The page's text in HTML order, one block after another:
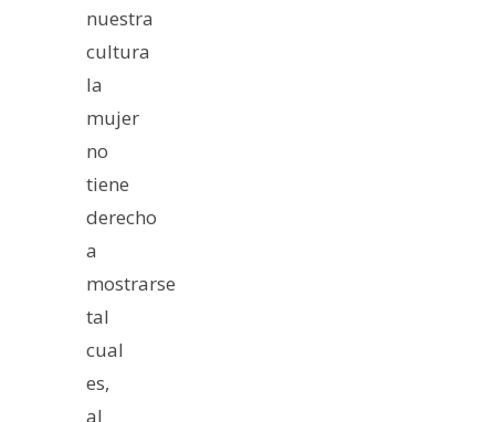
nuestra
cultura
la
mujer
no
tiene
derecho
a
mostrarse
tal
cual
es,
al